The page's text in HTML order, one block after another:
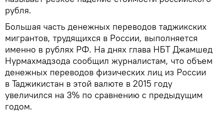
рубля.
Большая часть денежных переводов таджикских
мигрантов, трудящихся в России, выполняется
именно в рублях РФ. На днях глава НБТ Джамшед
Нурмахмадзода сообщил журналистам, что объем
денежных переводов физических лиц из России
в Таджикистан в этой валюте в 2015 году
увеличился на 3% по сравнению с предыдущим
годом.